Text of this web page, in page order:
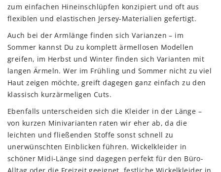
zum einfachen Hineinschlüpfen konzipiert und oft aus
flexiblen und elastischen Jersey-Materialien gefertigt.
Auch bei der Armlänge finden sich Varianzen – im
Sommer kannst Du zu komplett ärmellosen Modellen
greifen, im Herbst und Winter finden sich Varianten mit
langen Ärmeln. Wer im Frühling und Sommer nicht zu viel
Haut zeigen möchte, greift dagegen ganz einfach zu den
klassisch kurzärmeligen Cuts.
Ebenfalls unterscheiden sich die Kleider in der Länge –
von kurzen Minivarianten raten wir eher ab, da die
leichten und fließenden Stoffe sonst schnell zu
unerwünschten Einblicken führen. Wickelkleider in
schöner Midi-Länge sind dagegen perfekt für den Büro-